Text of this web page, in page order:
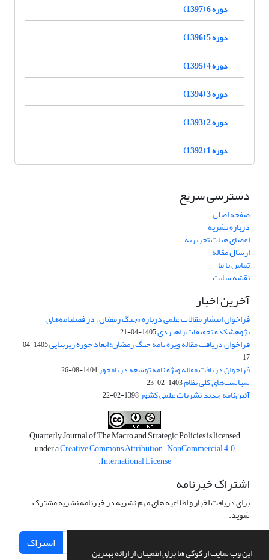
این وب سایت از کوکی ها برای اطمینان از ارائه بهترین
دوره 6 (1397)
دوره 5 (1396)
دوره 4 (1395)
دوره 3 (1394)
دوره 2 (1393)
دوره 1 (1392)
دسترسی سریع
صفحه اصلی
درباره نشریه
اعضای هیات تحریریه
ارسال مقاله
تماس با ما
نقشه سایت
آخرین اخبار
فراخوان انتشار مقالات علمی درباره «جنگ رمضان» در فصلنامه‌های
پژوهشکده تحقیقات راهبردی1405-04-21
فراخوان دریافت مقاله ویژه نامه جنگ رمضان؛ ابعاد حوزه زیربنایی
1405-04-
17
فراخوان دریافت مقاله ویژه نامه توسعه دریامحور1404-08-26
سیاست‌های کلی نظام1403-02-23
آئین‌نامه جدید نشریات علمی کشور1398-02-22
Quarterly Journal of The Macro and Strategic Policies is licensed
under aCreative Commons Attribution-NonCommercial 4.0
International License
.
اشتراک خبرنامه
برای دریافت اخبار و اطلاعیه های مهم نشریه در خبرنامه نشریه مشترک
شوید.
اشتراک